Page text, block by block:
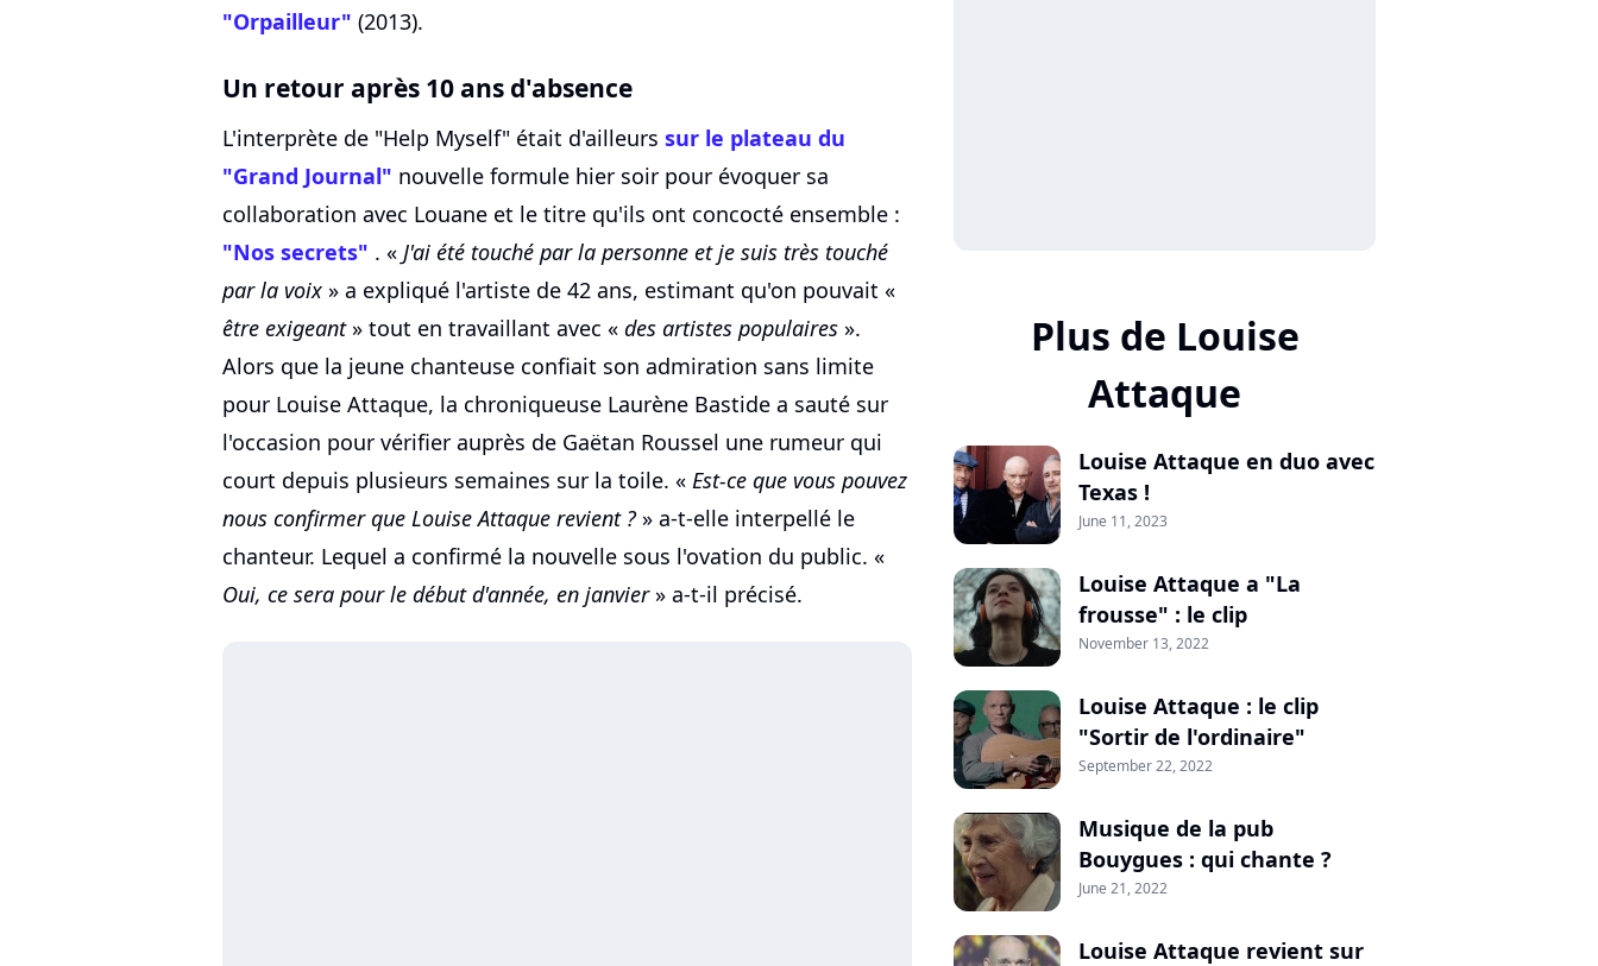
"Orpailleur" (2013).
Un retour après 10 ans d'absence
L'interprète de "Help Myself" était d'ailleurs sur le plateau du
"Grand Journal" nouvelle formule hier soir pour évoquer sa
collaboration avec Louane et le titre qu'ils ont concocté ensemble :
"Nos secrets" . « J'ai été touché par la personne et je suis très touché
par la voix » a expliqué l'artiste de 42 ans, estimant qu'on pouvait «
être exigeant» tout en travaillant avec « des artistes populaires ».
Alors que la jeune chanteuse confiait son admiration sans limite
pour Louise Attaque, la chroniqueuse Laurène Bastide a sauté sur
l'occasion pour vérifier auprès de Gaëtan Roussel une rumeur qui
court depuis plusieurs semaines sur la toile. « Est-ce que vous pouvez
nous confirmer que Louise Attaque revient ?» a-t-elle interpellé le
chanteur. Lequel a confirmé la nouvelle sous l'ovation du public. «
Oui, ce sera pour le début d'année, en janvier» a-t-il précisé.
Plus de Louise
Attaque
Louise Attaque en duo avec
Texas !
June 11, 2023
Louise Attaque a "La
frousse" : le clip
November 13, 2022
Louise Attaque : le clip
"Sortir de l'ordinaire"
September 22, 2022
Musique de la pub
Bouygues : qui chante ?
June 21, 2022
Louise Attaque revient sur